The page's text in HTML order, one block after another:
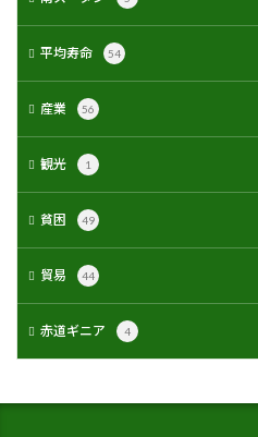
平均寿命 54
産業 56
観光 1
貧困 49
貿易 44
赤道ギニア 4